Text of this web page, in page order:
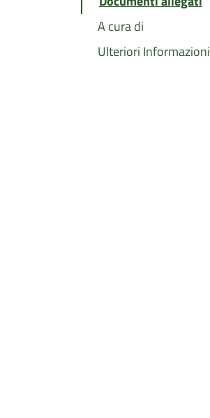
A cura di
Ulteriori Informazioni